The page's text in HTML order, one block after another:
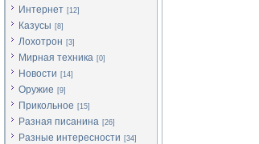
Интернет [12]
Казусы [8]
Лохотрон [3]
Мирная техника [0]
Новости [14]
Оружие [9]
Прикольное [15]
Разная писанина [26]
Разные интересности [34]